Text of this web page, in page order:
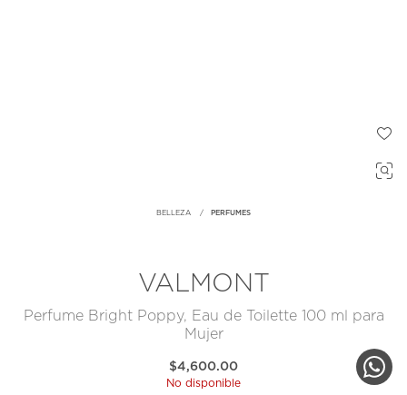
BELLEZA PERFUMES
VALMONT
Perfume Bright Poppy, Eau de Toilette 100 ml para
Mujer
$4,600.00
No disponible